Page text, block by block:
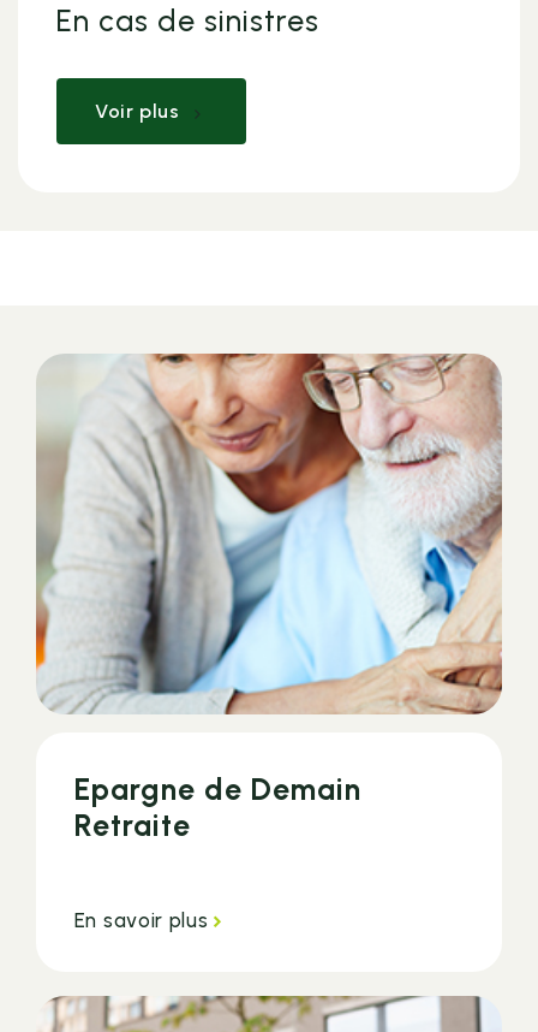
En cas de sinistres
Voir plus
Epargne de Demain
Retraite
En savoir plus